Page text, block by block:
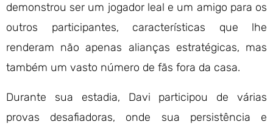
demonstrou ser um jogador leal e um amigo para os
outros participantes, características que lhe
renderam não apenas alianças estratégicas, mas
também um vasto número de fãs fora da casa.
Durante sua estadia, Davi participou de várias
provas desafiadoras, onde sua persistência e